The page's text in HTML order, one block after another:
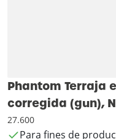
Phantom Terraja
corregida (gun),
27.600
Para fines de